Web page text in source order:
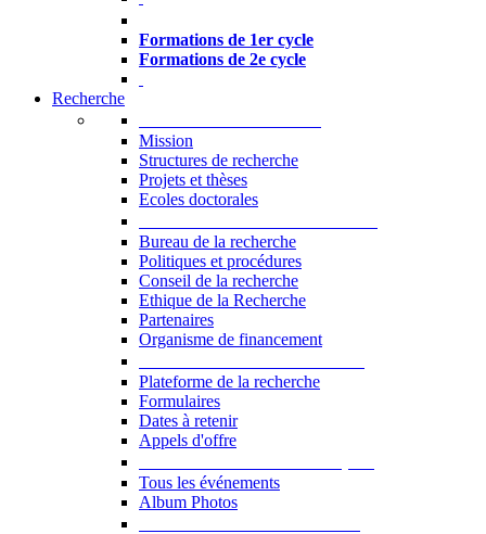
Formations de 1er cycle
Formations de 2e cycle
Recherche
Mission
Structures de recherche
Projets et thèses
Ecoles doctorales
Bureau de la recherche
Politiques et procédures
Conseil de la recherche
Ethique de la Recherche
Partenaires
Organisme de financement
Plateforme de la recherche
Formulaires
Dates à retenir
Appels d'offre
Tous les événements
Album Photos